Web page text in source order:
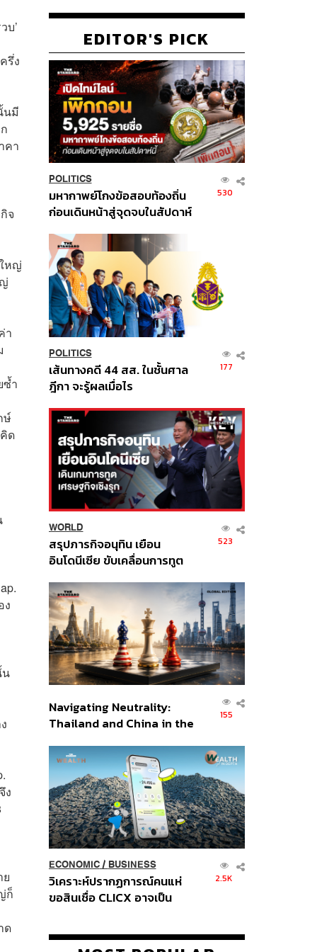
บ’
รึ่ง
นมี
คา
จ
หญ่
า
ซ้ำ
ษ์
ด
ง
น
ง
ก็
ด
EDITOR'S PICK
POLITICS
มหากาพย์โกงข้อสอบท้องถิ่น
ก่อนเดินหน้าสู่จุดจบในสัปดาห์
530
POLITICS
เส้นทางคดี 44 สส. ในชั้นศาล
ฎีกา จะรู้ผลเมื่อไร
177
WORLD
สรุปภารกิจอนุทิน เยือน
อินโดนีเซีย ขับเคลื่อนการทูต
ส่วนยุทธศาสตร์ไทย –
อินโดนีเซีย
523
Navigating Neutrality:
Thailand and China in the
Order
155
ECONOMIC/ BUSINESS
วิเคราะห์ปรากฏการณ์คนแห่
ขอสินเชื่อ CLICX อาจเป็น
ปัญหาหนี้ครัวเรือนไทยที่ถูกซุก
2.5K